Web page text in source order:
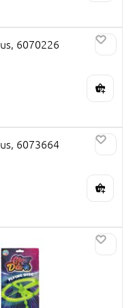
6070226
6073664